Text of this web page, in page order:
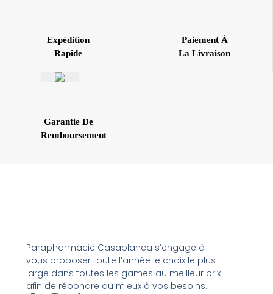
Paiement À
La Livraison
Expédition
Rapide
Garantie De
Remboursement
Parapharmacie Casablanca s’engage à
vous proposer toute l’année le choix le plus
large dans toutes les games au meilleur prix
afin de répondre au mieux à vos besoins.